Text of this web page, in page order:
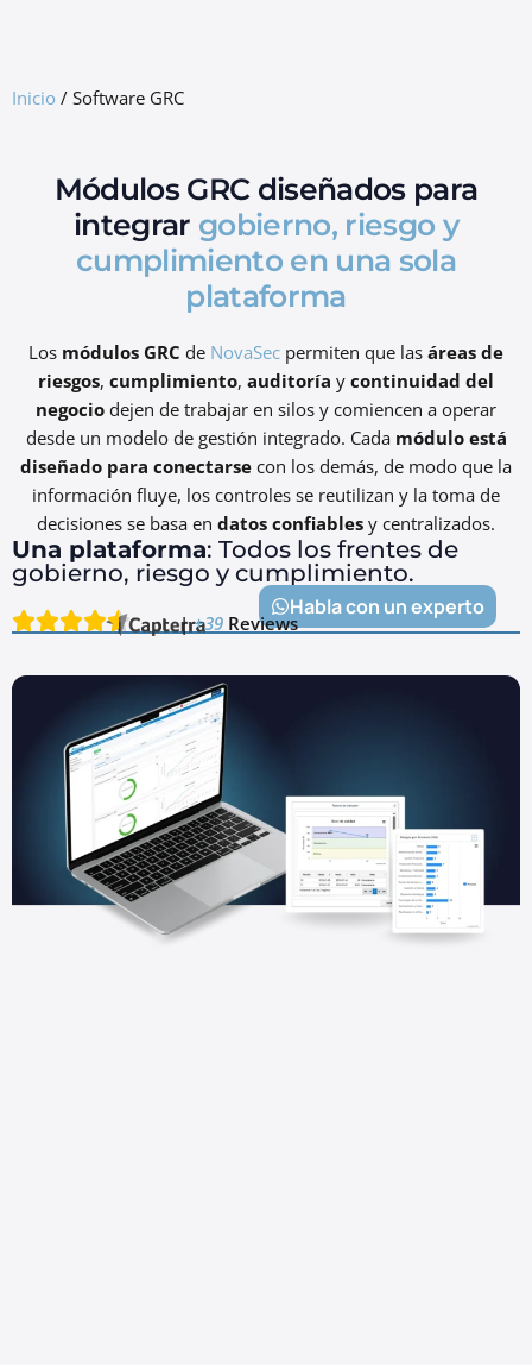
Inicio / Software GRC
Módulos GRC diseñados para
integrar gobierno, riesgo y
cumplimiento en una sola
plataforma
Los módulos GRC de NovaSec permiten que las áreas de
riesgos, cumplimiento, auditoría y continuidad del
negocio dejen de trabajar en silos y comiencen a operar
desde un modelo de gestión integrado. Cada módulo está
diseñado para conectarse con los demás, de modo que la
información fluye, los controles se reutilizan y la toma de
decisiones se basa en datos confiables y centralizados.
Una plataforma: Todos los frentes de
gobierno, riesgo y cumplimiento.
Habla con un experto
|+39 Reviews